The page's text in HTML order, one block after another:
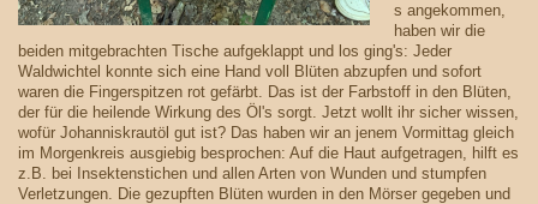
s angekommen,
haben wir die
beiden mitgebrachten Tische aufgeklappt und los ging's: Jeder
Waldwichtel konnte sich eine Hand voll Blüten abzupfen und sofort
waren die Fingerspitzen rot gefärbt. Das ist der Farbstoff in den Blüten,
der für die heilende Wirkung des Öl's sorgt. Jetzt wollt ihr sicher wissen,
wofür Johanniskrautöl gut ist? Das haben wir an jenem Vormittag gleich
im Morgenkreis ausgiebig besprochen: Auf die Haut aufgetragen, hilft es
z.B. bei Insektenstichen und allen Arten von Wunden und stumpfen
Verletzungen. Die gezupften Blüten wurden in den Mörser gegeben und